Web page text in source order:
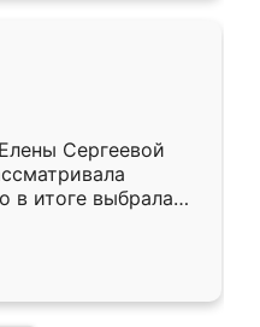
Сергеевой
в итоге выбрала
условия, потом
объяснил
в срок, с